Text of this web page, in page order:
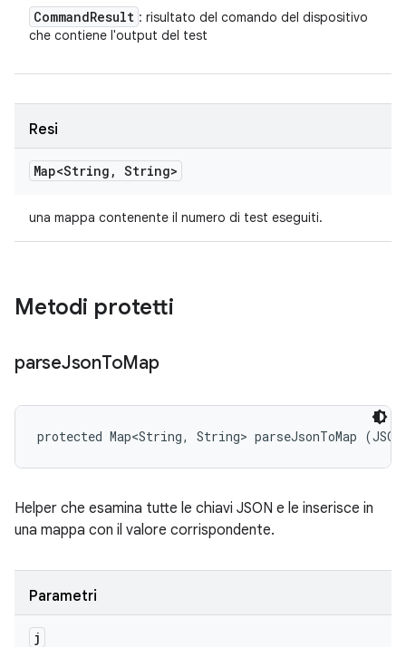
CommandResult : risultato del comando del dispositivo
che contiene l'output del test
Resi
Map<String , String>
una mappa contenente il numero di test eseguiti.
Metodi protetti
parseJsonToMap
protected Map<String, String> parseJsonToMap
Helper che esamina tutte le chiavi JSON e le inserisce in
una mappa con il valore corrispondente.
Parametri
j